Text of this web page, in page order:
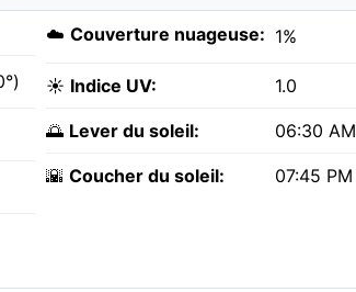
☁️ Couverture nuageuse: 1%
☀️ Indice UV: 1.0
🌅 Lever du soleil: 06:30 AM
🌇 Coucher du soleil: 07:45 PM